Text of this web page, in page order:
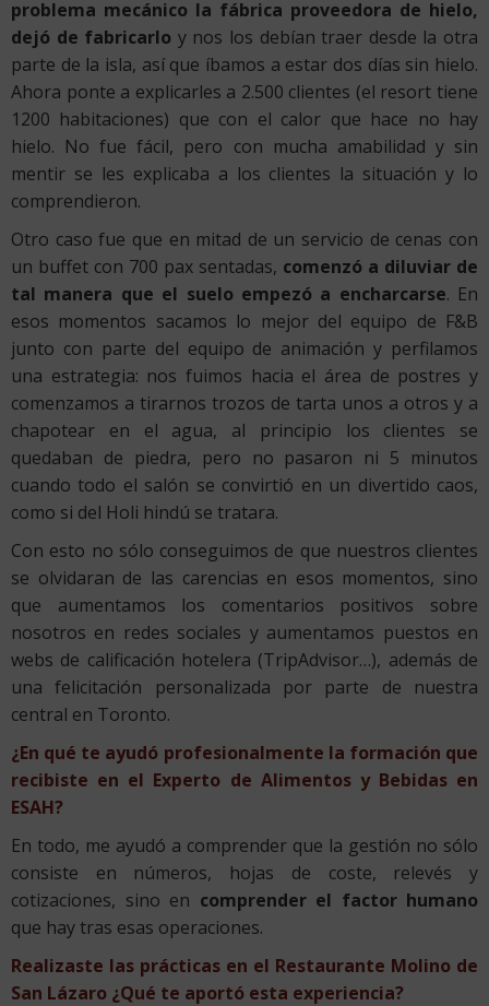
problema mecánico la fábrica proveedora de hielo,
dejó de fabricarlo y nos los debían traer desde la otra
parte de la isla, así que íbamos a estar dos días sin hielo.
Ahora ponte a explicarles a 2.500 clientes (el resort tiene
1200 habitaciones) que con el calor que hace no hay
hielo. No fue fácil, pero con mucha amabilidad y sin
mentir se les explicaba a los clientes la situación y lo
comprendieron.
Otro caso fue que en mitad de un servicio de cenas con
un buffet con 700 pax sentadas, comenzó a diluviar de
tal manera que el suelo empezó a encharcarse. En
esos momentos sacamos lo mejor del equipo de F&B
junto con parte del equipo de animación y perfilamos
una estrategia: nos fuimos hacia el área de postres y
comenzamos a tirarnos trozos de tarta unos a otros y a
chapotear en el agua, al principio los clientes se
quedaban de piedra, pero no pasaron ni 5 minutos
cuando todo el salón se convirtió en un divertido caos,
como si del Holi hindú se tratara.
Con esto no sólo conseguimos de que nuestros clientes
se olvidaran de las carencias en esos momentos, sino
que aumentamos los comentarios positivos sobre
nosotros en redes sociales y aumentamos puestos en
webs de calificación hotelera (TripAdvisor…), además de
una felicitación personalizada por parte de nuestra
central en Toronto.
¿En qué te ayudó profesionalmente la formación que
recibiste en el Experto de Alimentos y Bebidas en
ESAH?
En todo, me ayudó a comprender que la gestión no sólo
consiste en números, hojas de coste, relevés y
cotizaciones, sino en comprender el factor humano
que hay tras esas operaciones.
Realizaste las prácticas en el Restaurante Molino de
San Lázaro ¿Qué te aportó esta experiencia?